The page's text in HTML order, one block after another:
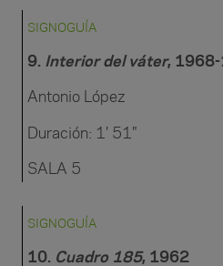
SIGNOGUÍA
9. Interior del váter,
Antonio López
Duración: 1′ 51″
SALA 5
SIGNOGUÍA
10. Cuadro 185, 1962